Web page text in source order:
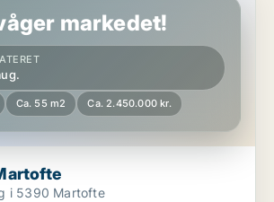
markedet!
Ca. 55 m2 Ca. 2.450.000 kr.
i 5390 Martofte